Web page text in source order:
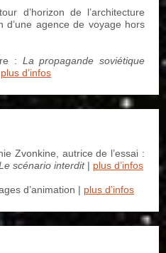
d’horizon de l’architecture
d’une agence de voyage hors
: La propagande soviétique
plus d’infos
Zvonkine, autrice de l’essai :
scénario interdit | plus d’infos
d’animation | plus d’infos